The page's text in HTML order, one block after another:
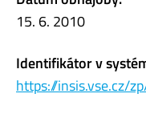
15. 6. 2010
Identifikátor v
https://insis.vse.cz/